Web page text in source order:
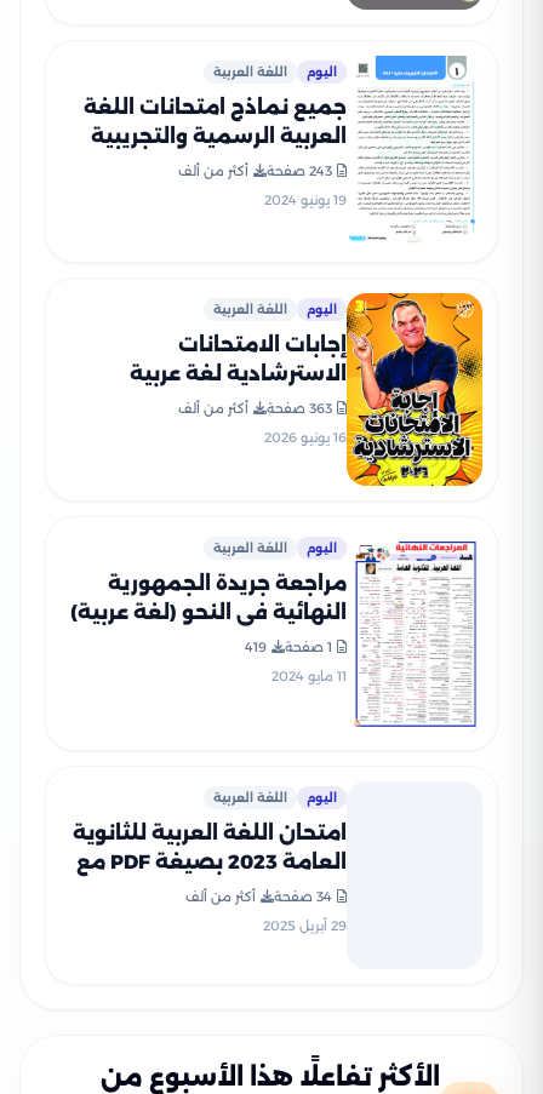
اليوم اللغة العربية
جميع نماذج امتحانات اللغة
العربية الرسمية والتجريبية
2025) بصيغة PDF
243 صفحة
أكثر من ألف
19 يونيو 2024
اليوم اللغة العربية
إجابات الامتحانات
الاسترشادية لغة عربية
إعداد الأستاذ رضا الفاروق
363 صفحة
أكثر من ألف
16 يونيو 2026
اليوم اللغة العربية
مراجعة جريدة الجمهورية
النهائية في النحو (لغة عربية)
للصف الثالث الثانوي
1 صفحة
419
11 مايو 2024
اليوم اللغة العربية
امتحان اللغة العربية للثانوية
العامة 2023 بصيغة PDF مع
نموذج الإجابة
34 صفحة
أكثر من ألف
29 أبريل 2025
الأكثر تفاعلًا هذا الأسبوع من